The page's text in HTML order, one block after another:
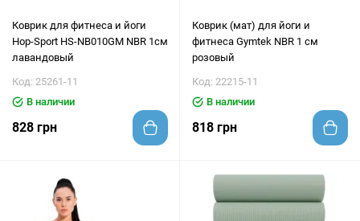
Коврик для фитнеса и йоги
Hop-Sport HS-NB010GM NBR 1см
лавандовый
Код: 25261-11
В наличии
828 грн
Коврик (мат) для йоги и
фитнеса Gymtek NBR 1 см
розовый
Код: 22215-11
В наличии
818 грн